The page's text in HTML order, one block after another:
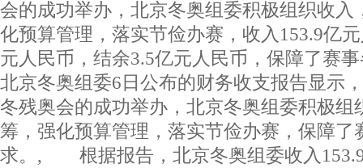
会的成功举办，北京冬奥组委积极组织收入
化预算管理，落实节俭办赛，收入153.9亿
元人民币，结余3.5亿元人民币，保障了
北京冬奥组委6日公布的财务收支报告显示
冬残奥会的成功举办，北京冬奥组委积极组
筹，强化预算管理，落实节俭办赛，保障了
求。, 根据报告，北京冬奥组委收入